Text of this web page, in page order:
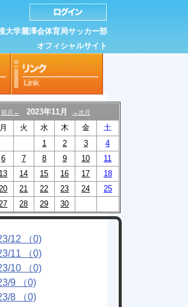
大学麗澤会体育局サッカー部
オフィシャルサイト
前月← 2023年11月 →次月
月 火 水 木 金
土
1
2 3
4
6 7 8 9 10
11
13 14 15 16 17
18
21 22 23 24
25
28 29 30
12 （0)
11 （0)
10 （0)
9 （0)
8 （0)